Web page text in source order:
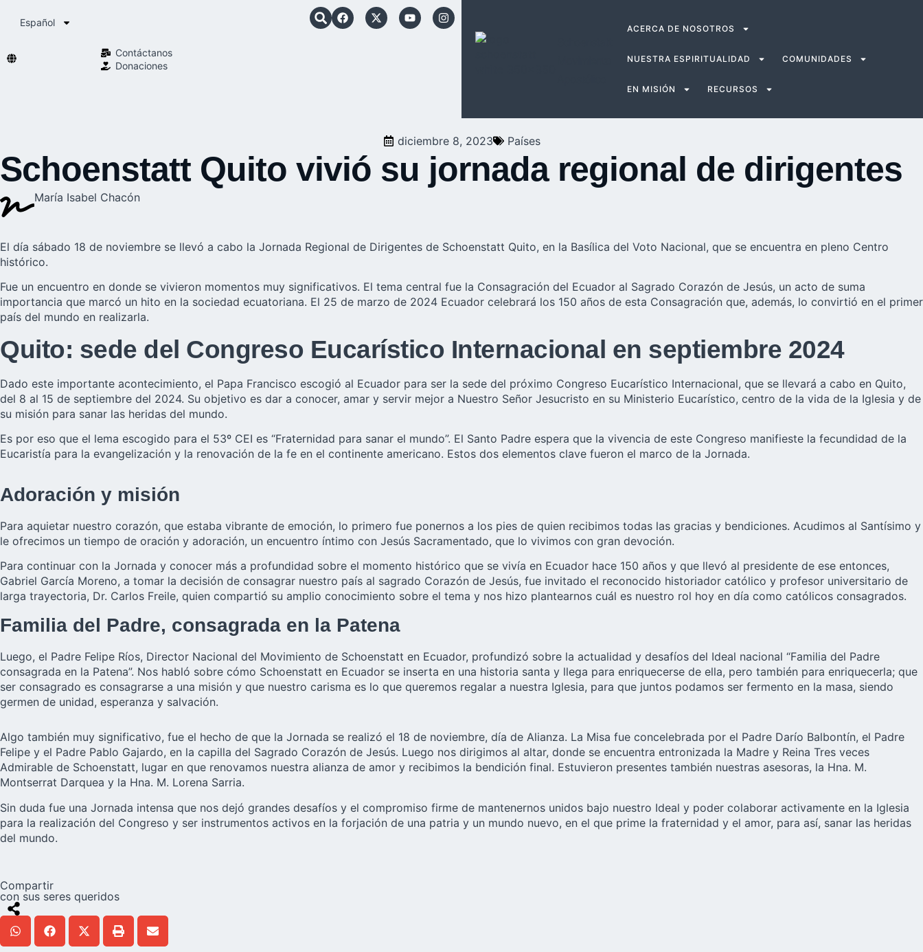
Español
Contáctanos
Donaciones
ACERCA DE NOSOTROS
NUESTRA ESPIRITUALIDAD COMUNIDADES
EN MISIÓN RECURSOS
diciembre 8, 2023 Países
Schoenstatt Quito vivió su jornada regional de dirigentes
María Isabel Chacón
El día sábado 18 de noviembre se llevó a cabo la Jornada Regional de Dirigentes de Schoenstatt Quito, en la Basílica del Voto Nacional, que se encuentra en pleno Centro
histórico.
Fue un encuentro en donde se vivieron momentos muy significativos. El tema central fue la Consagración del Ecuador al Sagrado Corazón de Jesús, un acto de suma
importancia que marcó un hito en la sociedad ecuatoriana. El 25 de marzo de 2024 Ecuador celebrará los 150 años de esta Consagración que, además, lo convirtió en el primer
país del mundo en realizarla.
Quito: sede del Congreso Eucarístico Internacional en septiembre 2024
Dado este importante acontecimiento, el Papa Francisco escogió al Ecuador para ser la sede del próximo Congreso Eucarístico Internacional, que se llevará a cabo en Quito,
del 8 al 15 de septiembre del 2024. Su objetivo es dar a conocer, amar y servir mejor a Nuestro Señor Jesucristo en su Ministerio Eucarístico, centro de la vida de la Iglesia y de
su misión para sanar las heridas del mundo.
Es por eso que el lema escogido para el 53º CEI es “Fraternidad para sanar el mundo”. El Santo Padre espera que la vivencia de este Congreso manifieste la fecundidad de la
Eucaristía para la evangelización y la renovación de la fe en el continente americano. Estos dos elementos clave fueron el marco de la Jornada.
Adoración y misión
Para aquietar nuestro corazón, que estaba vibrante de emoción, lo primero fue ponernos a los pies de quien recibimos todas las gracias y bendiciones. Acudimos al Santísimo y
le ofrecimos un tiempo de oración y adoración, un encuentro íntimo con Jesús Sacramentado, que lo vivimos con gran devoción.
Para continuar con la Jornada y conocer más a profundidad sobre el momento histórico que se vivía en Ecuador hace 150 años y que llevó al presidente de ese entonces,
Gabriel García Moreno, a tomar la decisión de consagrar nuestro país al sagrado Corazón de Jesús, fue invitado el reconocido historiador católico y profesor universitario de
larga trayectoria, Dr. Carlos Freile, quien compartió su amplio conocimiento sobre el tema y nos hizo plantearnos cuál es nuestro rol hoy en día como católicos consagrados.
Familia del Padre, consagrada en la Patena
Luego, el Padre Felipe Ríos, Director Nacional del Movimiento de Schoenstatt en Ecuador, profundizó sobre la actualidad y desafíos del Ideal nacional “Familia del Padre
consagrada en la Patena”. Nos habló sobre cómo Schoenstatt en Ecuador se inserta en una historia santa y llega para enriquecerse de ella, pero también para enriquecerla; que
ser consagrado es consagrarse a una misión y que nuestro carisma es lo que queremos regalar a nuestra Iglesia, para que juntos podamos ser fermento en la masa, siendo
germen de unidad, esperanza y salvación.
Algo también muy significativo, fue el hecho de que la Jornada se realizó el 18 de noviembre, día de Alianza. La Misa fue concelebrada por el Padre Darío Balbontín, el Padre
Felipe y el Padre Pablo Gajardo, en la capilla del Sagrado Corazón de Jesús. Luego nos dirigimos al altar, donde se encuentra entronizada la Madre y Reina Tres veces
Admirable de Schoenstatt, lugar en que renovamos nuestra alianza de amor y recibimos la bendición final. Estuvieron presentes también nuestras asesoras, la Hna. M.
Montserrat Darquea y la Hna. M. Lorena Sarria.
Sin duda fue una Jornada intensa que nos dejó grandes desafíos y el compromiso firme de mantenernos unidos bajo nuestro Ideal y poder colaborar activamente en la Iglesia
para la realización del Congreso y ser instrumentos activos en la forjación de una patria y un mundo nuevo, en el que prime la fraternidad y el amor, para así, sanar las heridas
del mundo.
Compartir
con sus seres queridos